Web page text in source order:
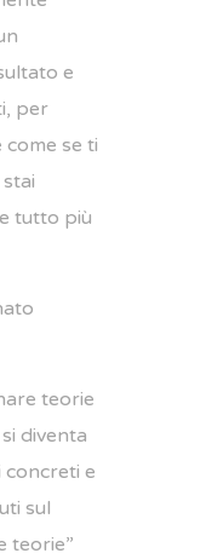
e
per
se ti
tutto più
teorie
diventa
e
sul
teorie”